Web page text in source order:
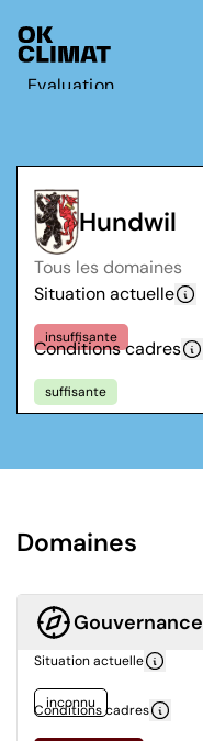
Evaluation
Contact
Français
Deutsch
Hundwil
Tous les domaines
Situation actuelle
insuffisante
Conditions cadres
suffisante
Domaines
Gouvernance
Situation actuelle
inconnu
Conditions cadres